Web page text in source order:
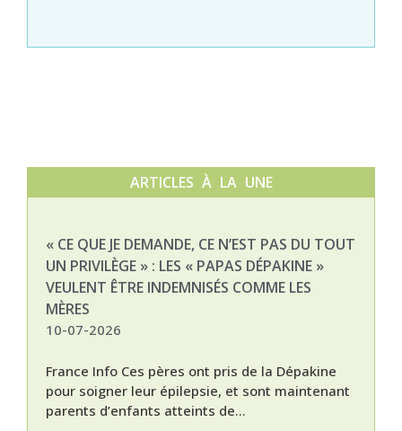
ARTICLES À LA UNE
« CE QUE JE DEMANDE, CE N’EST PAS DU TOUT
UN PRIVILÈGE » : LES « PAPAS DÉPAKINE »
VEULENT ÊTRE INDEMNISÉS COMME LES
MÈRES
10-07-2026
France Info Ces pères ont pris de la Dépakine
pour soigner leur épilepsie, et sont maintenant
parents d’enfants atteints de...